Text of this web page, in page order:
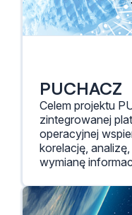
PUCHACZ
Celem projektu
zintegrowanej
operacyjnej
korelację,
wymianę